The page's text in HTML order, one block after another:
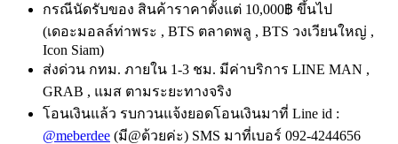
กรณีนัดรับของ สินค้าราคาตั้งแต่ 10,000฿ ขึ้นไป
(เดอะมอลล์ท่าพระ , BTS ตลาดพลู , BTS วงเวียนใหญ่ ,
Icon Siam)
ส่งด่วน กทม. ภายใน 1-3 ชม. มีค่าบริการ LINE MAN ,
GRAB , แมส ตามระยะทางจริง
โอนเงินแล้ว รบกวนแจ้งยอดโอนเงินมาที่ Line id :
@meberdee (มี@ด้วยค่ะ) SMS มาที่เบอร์ 092-4244656